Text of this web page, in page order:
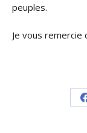
peuples.
Je vous